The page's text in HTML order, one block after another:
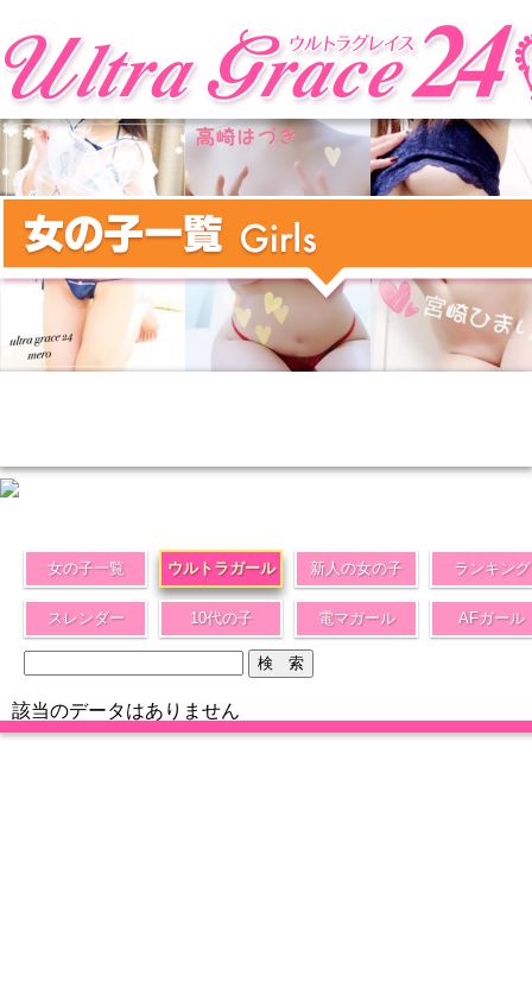
女の子一覧 ウルトラガール 新人の女の子 ランキング
スレンダー 10代の子 電マガール AFガール
該当のデータはありません